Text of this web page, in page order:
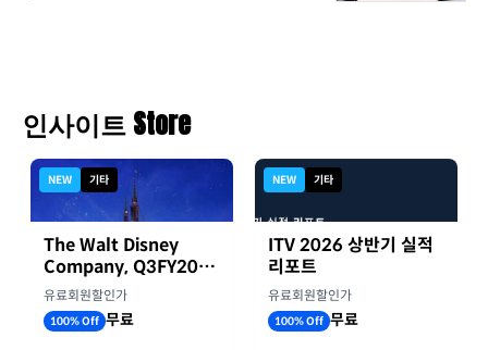
인사이트 Store
NEW 기타
The Walt Disney
Company, Q3FY2026
실적자료
유료회원할인가
100% Off 무료
NEW 기타
ITV 2026 상반기 실적
리포트
유료회원할인가
100% Off 무료